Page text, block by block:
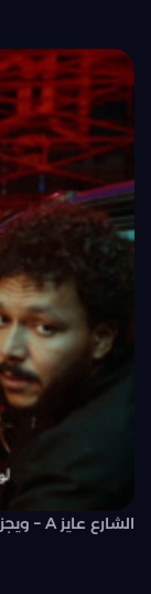
الشارع عايز A – ويجز و ليجي سي – MP3